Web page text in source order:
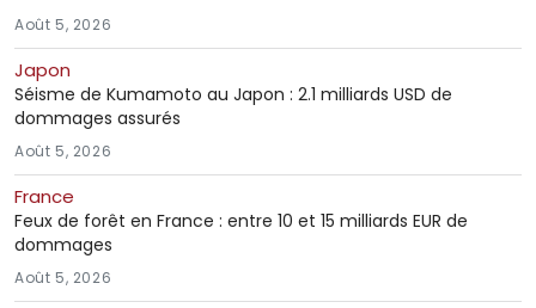
Août 5, 2026
Japon
Séisme de Kumamoto au Japon : 2.1 milliards USD de
dommages assurés
Août 5, 2026
France
Feux de forêt en France : entre 10 et 15 milliards EUR de
dommages
Août 5, 2026